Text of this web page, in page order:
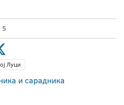
Луци
и сарадника